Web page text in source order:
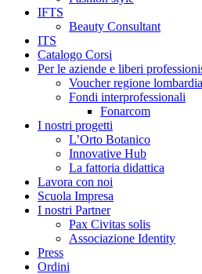
IFTS
Beauty Consultant
ITS
Catalogo Corsi
Per le aziende e liberi
Voucher regione lombardia
Fondi interprofessionali
Fonarcom
I nostri progetti
L’Orto Botanico
Innovative Hub
La fattoria didattica
Lavora con noi
Scuola Impresa
I nostri Partner
Pax Civitas solis
Associazione Identity
Press
Ordini